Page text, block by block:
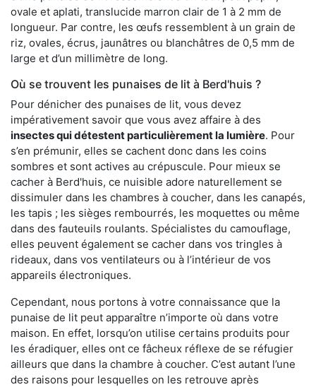
ovale et aplati, translucide marron clair de 1 à 2 mm de
longueur. Par contre, les œufs ressemblent à un grain de
riz, ovales, écrus, jaunâtres ou blanchâtres de 0,5 mm de
large et d’un millimètre de long.
Où se trouvent les punaises de lit à Berd'huis ?
Pour dénicher des punaises de lit, vous devez
impérativement savoir que vous avez affaire à des
insectes qui détestent particulièrement la lumière. Pour
s’en prémunir, elles se cachent donc dans les coins
sombres et sont actives au crépuscule. Pour mieux se
cacher à Berd'huis, ce nuisible adore naturellement se
dissimuler dans les chambres à coucher, dans les canapés,
les tapis ; les sièges rembourrés, les moquettes ou même
dans des fauteuils roulants. Spécialistes du camouflage,
elles peuvent également se cacher dans vos tringles à
rideaux, dans vos ventilateurs ou à l’intérieur de vos
appareils électroniques.
Cependant, nous portons à votre connaissance que la
punaise de lit peut apparaître n’importe où dans votre
maison. En effet, lorsqu’on utilise certains produits pour
les éradiquer, elles ont ce fâcheux réflexe de se réfugier
ailleurs que dans la chambre à coucher. C’est autant l’une
des raisons pour lesquelles on les retrouve après